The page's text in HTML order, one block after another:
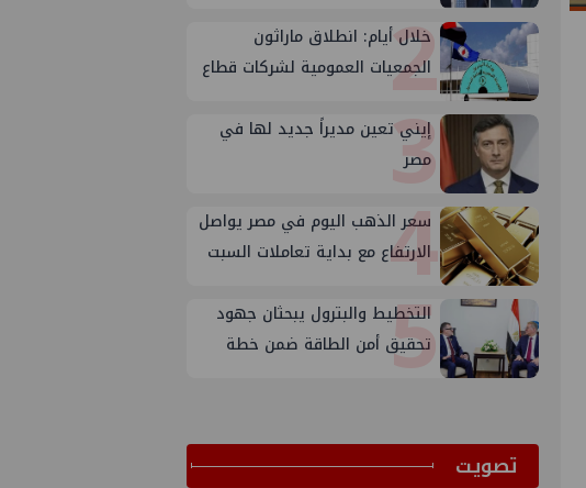
2
خلال أيام: انطلاق ماراثون
الجمعيات العمومية لشركات قطاع
3
إيني تعين مديراً جديد لها في
مصر
4
سعر الذهب اليوم في مصر يواصل
الارتفاع مع بداية تعاملات السبت
5
التخطيط والبترول يبحثان جهود
تحقيق أمن الطاقة ضمن خطة
ﺗﺼﻮﻳﺖ